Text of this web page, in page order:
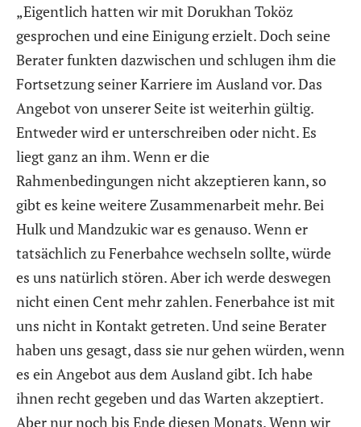
„Eigentlich hatten wir mit Dorukhan Toköz
gesprochen und eine Einigung erzielt. Doch seine
Berater funkten dazwischen und schlugen ihm die
Fortsetzung seiner Karriere im Ausland vor. Das
Angebot von unserer Seite ist weiterhin gültig.
Entweder wird er unterschreiben oder nicht. Es
liegt ganz an ihm. Wenn er die
Rahmenbedingungen nicht akzeptieren kann, so
gibt es keine weitere Zusammenarbeit mehr. Bei
Hulk und Mandzukic war es genauso. Wenn er
tatsächlich zu Fenerbahce wechseln sollte, würde
es uns natürlich stören. Aber ich werde deswegen
nicht einen Cent mehr zahlen. Fenerbahce ist mit
uns nicht in Kontakt getreten. Und seine Berater
haben uns gesagt, dass sie nur gehen würden, wenn
es ein Angebot aus dem Ausland gibt. Ich habe
ihnen recht gegeben und das Warten akzeptiert.
Aber nur noch bis Ende diesen Monats. Wenn wir